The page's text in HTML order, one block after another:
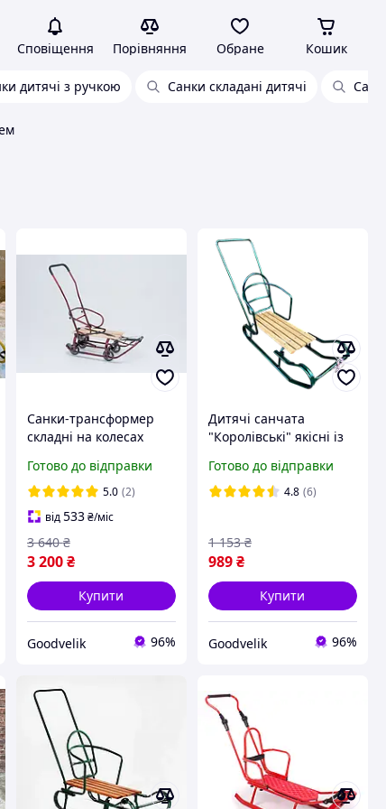
Сповіщення Порівняння Обране Кошик
дитячі з ручкою Санки складані дитячі
Санки-трансформер
складні на колесах
ручкою-штовхачем
бордові LUX
Готово до відправки
5.0 (2)
від533 ₴/міс
3 200 ₴
3 640 ₴
Купити
Goodvelik 96%
Дитячі санчата
"Королівські" якісні із
штовхачем Зелені
Готово до відправки
4.8 (6)
989₴
1 153 ₴
Купити
Goodvelik 96%